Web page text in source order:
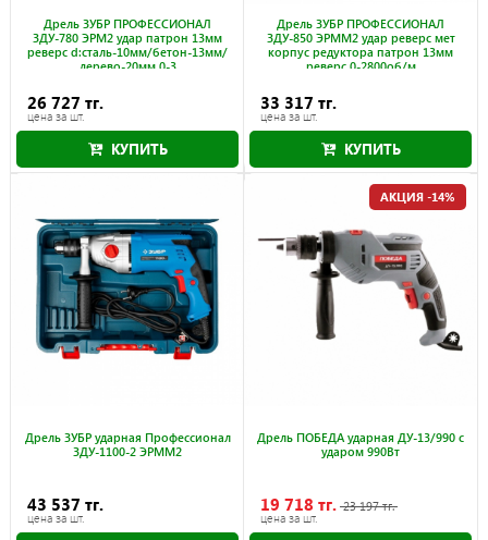
Дрель ЗУБР ПРОФЕССИОНАЛ
ЗДУ-780 ЭРМ2 удар патрон 13мм
реверс d:сталь-10мм/бетон-13мм/
дерево-20мм 0-3
26 727 тг.
цена за шт.
КУПИТЬ
Дрель ЗУБР ПРОФЕССИОНАЛ
ЗДУ-850 ЭРММ2 удар реверс мет
корпус редуктора патрон 13мм
реверс 0-2800об/м
33 317 тг.
цена за шт.
КУПИТЬ
Дрель ЗУБР ударная Профессионал
ЗДУ-1100-2 ЭРММ2
43 537 тг.
цена за шт.
Дрель ПОБЕДА ударная ДУ-13/990 с
ударом 990Вт
19 718 тг. 23 197 тг.
цена за шт.
АКЦИЯ -14%